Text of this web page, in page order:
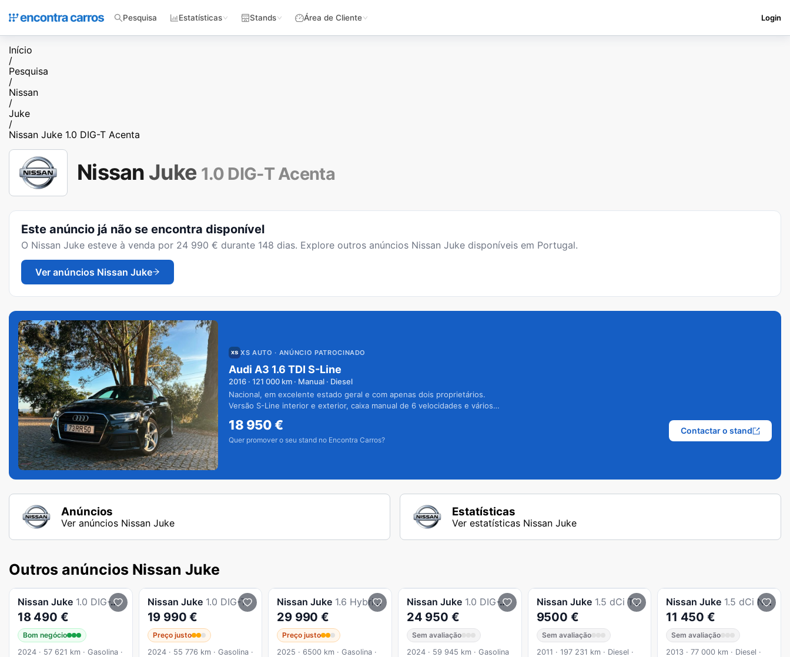
Pesquisa Estatísticas Stands Área de Cliente Login
Início
/
Pesquisa
/
Nissan
/
Juke
/
Nissan Juke 1.0 DIG-T Acenta
Nissan Juke 1.0 DIG-T Acenta
Este anúncio já não se encontra disponível
O Nissan Juke esteve à venda por 24 990 € durante 148 dias. Explore outros anúncios Nissan Juke disponíveis em Portugal.
Ver anúncios Nissan Juke
XS AUTO · ANÚNCIO PATROCINADO
Audi A3 1.6 TDI S-Line
2016 · 121 000 km · Manual · Diesel
Nacional, em excelente estado geral e com apenas dois proprietários.
Versão S-Line interior e exterior, caixa manual de 6 velocidades e vários
18 950€
Quer promover o seu stand no Encontra Carros?
Contactar o stand
Anúncios
Ver anúncios Nissan Juke
Estatísticas
Ver estatísticas Nissan Juke
Outros anúncios Nissan Juke
Nissan Juke 1.0 DIG-T 114cv Acenta
18 490 €
Bom negócio
2024 · 57 621 km · Gasolina ·
Nissan Juke 1.0 DIG-T
19 990 €
Preço justo
2024 · 55 776 km · Gasolina ·
Nissan Juke 1.6 Hybrid 143cv N-Connecta TT
29 990 €
Preço justo
2025 · 6500 km · Gasolina ·
Nissan Juke 1.0 DIG-T N-Connecta NAV. DCT
24 950 €
Sem avaliação
2024 · 59 945 km · Gasolina
Nissan Juke 1.5 dCi Tekna
9500 €
Sem avaliação
2011 · 197 231 km · Diesel ·
Nissan Juke 1.5 dCi N-Tec S/S 104g
11 450 €
Sem avaliação
2013 · 77 000 km · Diesel ·